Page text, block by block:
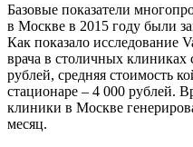
Базовые показатели
в Москве в 2015 году были
Как показало исследование
врача в столичных клиниках
рублей, средняя стоимость
стационаре – 4 000 рублей.
клиники в Москве
месяц.